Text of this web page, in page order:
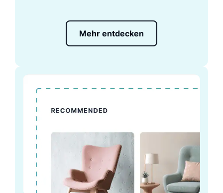
Mehr entdecken